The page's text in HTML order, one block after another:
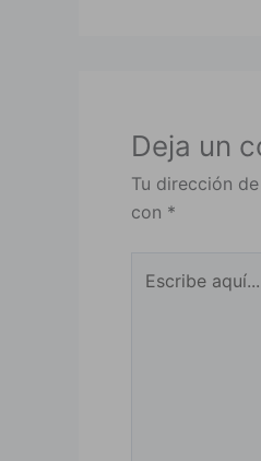
Deja un
Tu dirección
con *
aquí...